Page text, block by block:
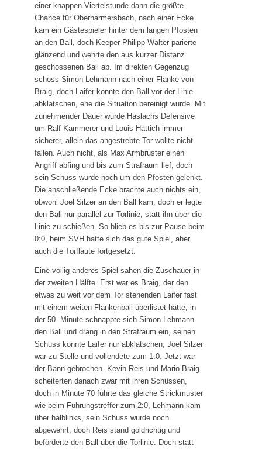
Jugend
Alte Herren
Schiedsrichter
Badminton
Laufgruppe
SVH Reisegruppe
Projekte
Stadionsanierung 2020
Kunstrasen 2010
Events
Erfolge
Silvester-Cup
einer knappen Viertelstunde dann die größte
Chance für Oberharmersbach, nach einer Ecke
kam ein Gästespieler hinter dem langen Pfosten
an den Ball, doch Keeper Philipp Walter parierte
glänzend und wehrte den aus kurzer Distanz
geschossenen Ball ab. Im direkten Gegenzug
schoss Simon Lehmann nach einer Flanke von
Braig, doch Laifer konnte den Ball vor der Linie
abklatschen, ehe die Situation bereinigt wurde. Mit
zunehmender Dauer wurde Haslachs Defensive
um Ralf Kammerer und Louis Hättich immer
sicherer, allein das angestrebte Tor wollte nicht
fallen. Auch nicht, als Max Armbruster einen
Angriff abfing und bis zum Strafraum lief, doch
sein Schuss wurde noch um den Pfosten gelenkt.
Die anschließende Ecke brachte auch nichts ein,
obwohl Joel Silzer an den Ball kam, doch er legte
den Ball nur parallel zur Torlinie, statt ihn über die
Linie zu schießen. So blieb es bis zur Pause beim
0:0, beim SVH hatte sich das gute Spiel, aber
auch die Torflaute fortgesetzt.
Eine völlig anderes Spiel sahen die Zuschauer in
der zweiten Hälfte. Erst war es Braig, der den
etwas zu weit vor dem Tor stehenden Laifer fast
mit einem weiten Flankenball überlistet hätte, in
der 50. Minute schnappte sich Simon Lehmann
den Ball und drang in den Strafraum ein, seinen
Schuss konnte Laifer nur abklatschen, Joel Silzer
war zu Stelle und vollendete zum 1:0. Jetzt war
der Bann gebrochen. Kevin Reis und Mario Braig
scheiterten danach zwar mit ihren Schüssen,
doch in Minute 70 führte das gleiche Strickmuster
wie beim Führungstreffer zum 2:0, Lehmann kam
über halblinks, sein Schuss wurde noch
abgewehrt, doch Reis stand goldrichtig und
beförderte den Ball über die Torlinie. Doch statt